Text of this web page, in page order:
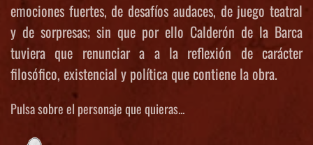
emociones fuertes, de desafíos audaces, de juego teatral
y de sorpresas; sin que por ello Calderón de la Barca
tuviera que renunciar a a la reflexión de carácter
filosófico, existencial y política que contiene la obra.
Pulsa sobre el personaje que quieras...